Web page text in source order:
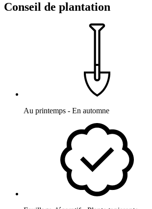
Conseil de plantation
Au printemps - En automne